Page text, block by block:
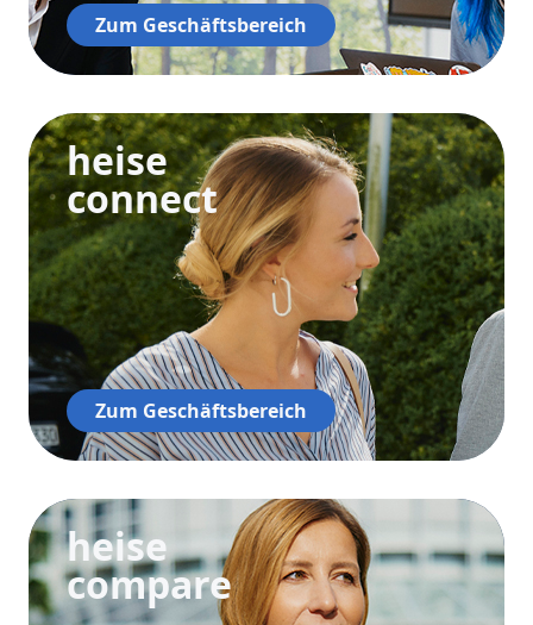
Zum Geschäftsbereich
heise
connect
Zum Geschäftsbereich
heise
compare